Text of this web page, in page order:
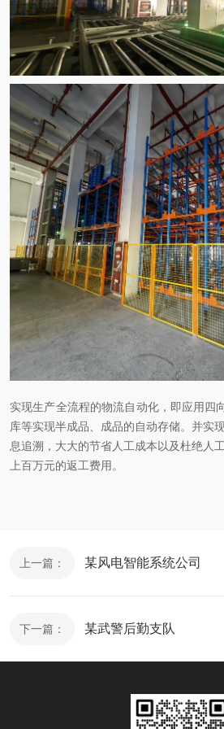
实现生产全流程的物流自动化，即应用四
库等实现半成品、成品的自动存储。并实
息追溯，大大的节省人工成本以及杜绝人
上百万元的返工费用。
上一篇： 某风电智能系统公司
下一篇： 某武警后勤支队